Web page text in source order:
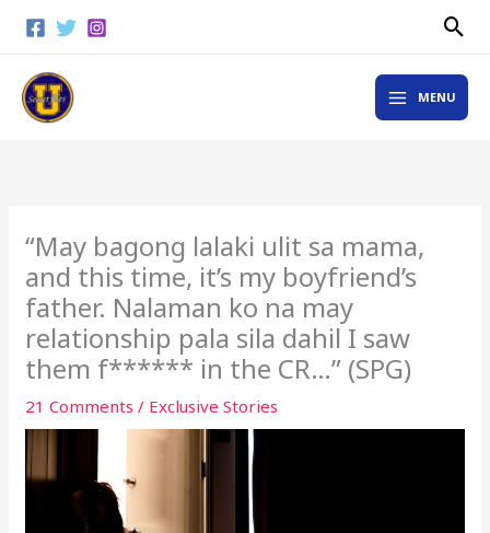
content
MAIN
MENU
MENU
“May bagong lalaki ulit sa mama,
and this time, it’s my boyfriend’s
father. Nalaman ko na may
relationship pala sila dahil I saw
them f****** in the CR…” (SPG)
21 Comments / Exclusive Stories